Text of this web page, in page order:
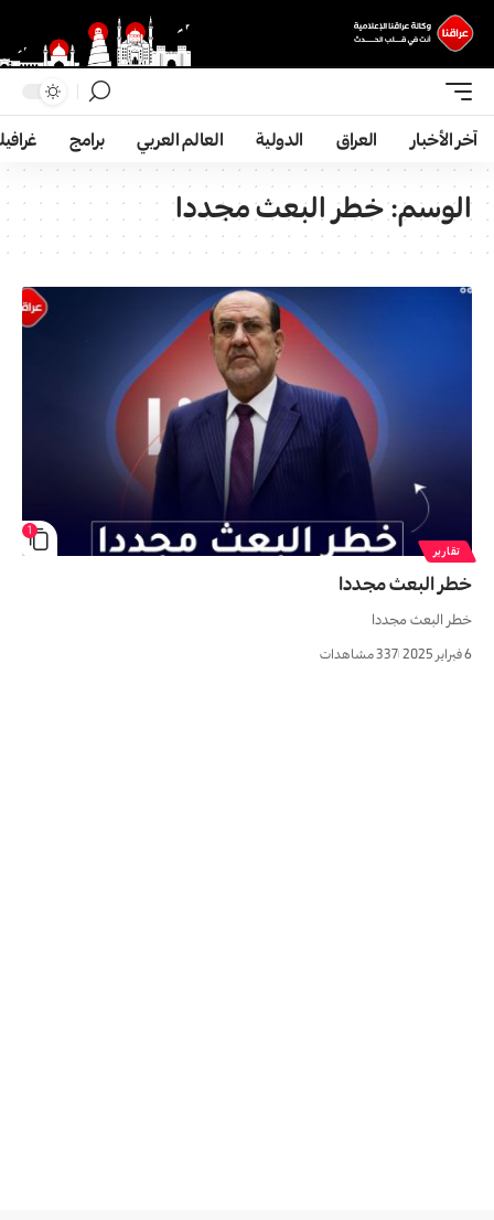
آخر الأخبار العراق الدولية العالم العربي برامج
الوسم:خطر البعث مجددا
1
تقارير
خطر البعث مجددا
خطر البعث مجددا
6 فبراير 2025 337 مشاهدات